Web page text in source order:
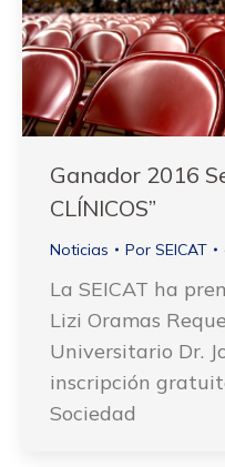
Ganador 2016
CLÍNICOS”
Noticias Por SEICAT
La SEICAT ha
Lizi Oramas
Universitario Dr.
inscripción
Sociedad